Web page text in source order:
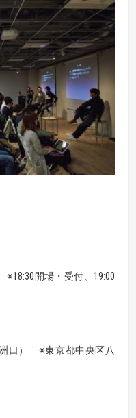
※18:30開場・受付、19:00
洲口） ※東京都中央区八